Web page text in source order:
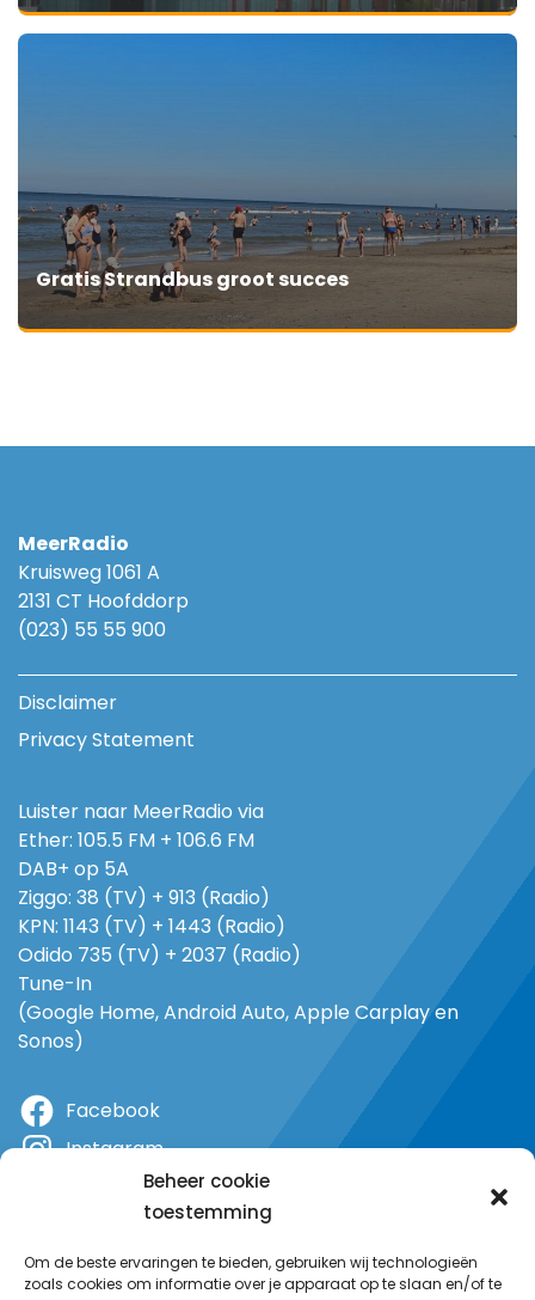
Beheer cookie
toestemming
Om de beste ervaringen te bieden, gebruiken wij technologieën
zoals cookies om informatie over je apparaat op te slaan en/of te
Gratis Strandbus groot succes
MeerRadio
Kruisweg 1061 A
2131 CT Hoofddorp
(023) 55 55 900
Disclaimer
Privacy Statement
Luister naar MeerRadio via
Ether: 105.5 FM + 106.6 FM
DAB+ op 5A
Ziggo: 38 (TV) + 913 (Radio)
KPN: 1143 (TV) + 1443 (Radio)
Odido 735 (TV) + 2037 (Radio)
Tune-In
(Google Home, Android Auto, Apple Carplay en
Sonos)
Facebook
Instagram
YouTube